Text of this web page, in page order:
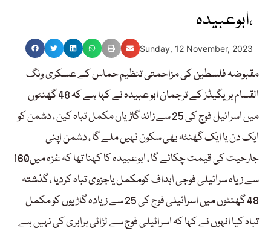
،ابوعبیدہ
Sunday, 12 November, 2023
مقبوضہ فلسطین کی مزاحمتی تنظیم حماس کے عسکری ونگ
القسام بریگیڈز کے ترجمان ابو عبیدہ نے کہا ہے کہ 48 گھنٹوں
میں اسرائیل فوج کی 25 سے زائد گاڑیاں مکمل تباہ کین ، دشمن کو
ایک دن یا ایک گھنٹہ بھی سکون نہیں ملے گا ، دشمن اپنی
جارحیت کی قیمت چکائے گا ، ابوعبیدہ کا کہنا تھا کہ غزہ میں160
سے زیاہ سرائیلی فوجی اہداف کومکمل یاجزوی تباہ کردیا ، گذشتہ
48 گھنٹوں میں اسرائیلی فوج کی 25 سے زیادہ گاڑیوں کو مکمل
تباہ کیا انہوں نے کہا کہ اسرائیلی فوج سے لڑائی برابری کی نہیں ہے